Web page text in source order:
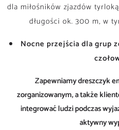
dla miłośników zjazdów
długości ok. 300 m, w
Nocne przejścia dla grup
Zapewniamy dreszczyk
zorganizowanym, a także
integrować ludzi podczas
aktywny